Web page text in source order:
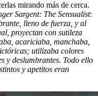
mirando más de cerca.
Sargent: The Sensualist:
lleno de fuerza, y al
proyectan con sutileza
acariciaba, manchaba,
utilizaba colores
y deslumbrantes. Todo ello
y apetitos eran